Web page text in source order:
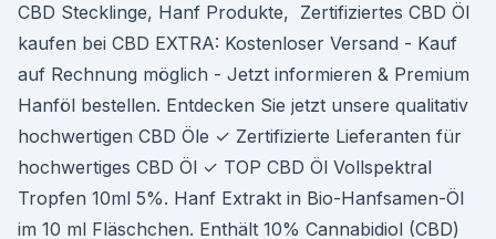
CBD Stecklinge, Hanf Produkte, Zertifiziertes CBD Öl
kaufen bei CBD EXTRA: Kostenloser Versand - Kauf
auf Rechnung möglich - Jetzt informieren & Premium
Hanföl bestellen. Entdecken Sie jetzt unsere qualitativ
hochwertigen CBD Öle ✓ Zertifizierte Lieferanten für
hochwertiges CBD Öl ✓ TOP CBD Öl Vollspektral
Tropfen 10ml 5%. Hanf Extrakt in Bio-Hanfsamen-Öl
im 10 ml Fläschchen. Enthält 10% Cannabidiol (CBD)